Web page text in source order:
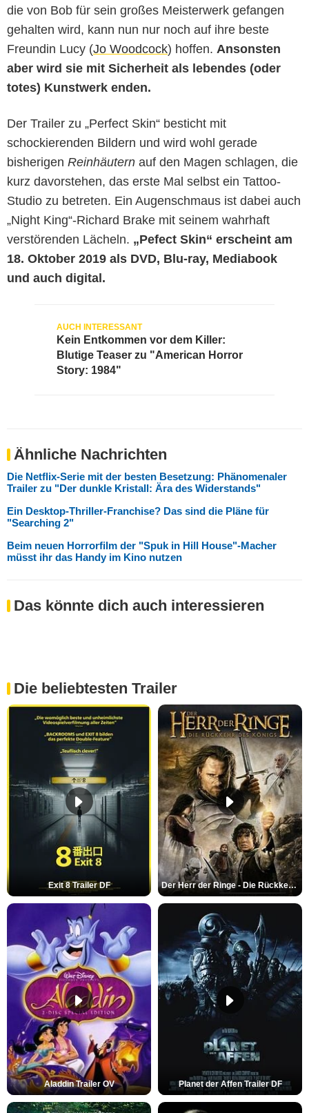
die von Bob für sein großes Meisterwerk gefangen
gehalten wird, kann nun nur noch auf ihre beste
Freundin Lucy (Jo Woodcock) hoffen. Ansonsten
aber wird sie mit Sicherheit als lebendes (oder
totes) Kunstwerk enden.
Der Trailer zu „Perfect Skin“ besticht mit
schockierenden Bildern und wird wohl gerade
bisherigen Reinhäutern auf den Magen schlagen, die
kurz davorstehen, das erste Mal selbst ein Tattoo-
Studio zu betreten. Ein Augenschmaus ist dabei auch
„Night King“-Richard Brake mit seinem wahrhaft
verstörenden Lächeln. „Pefect Skin“ erscheint am
18. Oktober 2019 als DVD, Blu-ray, Mediabook
und auch digital.
Kein Entkommen vor dem Killer:
Blutige Teaser zu "American Horror
Story: 1984"
Ähnliche Nachrichten
Die Netflix-Serie mit der besten Besetzung: Phänomenaler
Trailer zu "Der dunkle Kristall: Ära des Widerstands"
Ein Desktop-Thriller-Franchise? Das sind die Pläne für
"Searching 2"
Beim neuen Horrorfilm der "Spuk in Hill House"-Macher
müsst ihr das Handy im Kino nutzen
Das könnte dich auch interessieren
Die beliebtesten Trailer
Exit 8 Trailer DF Der Herr der Ringe - Die Rückkehr des Königs Trailer OV
Aladdin Trailer OV Planet der Affen Trailer DF